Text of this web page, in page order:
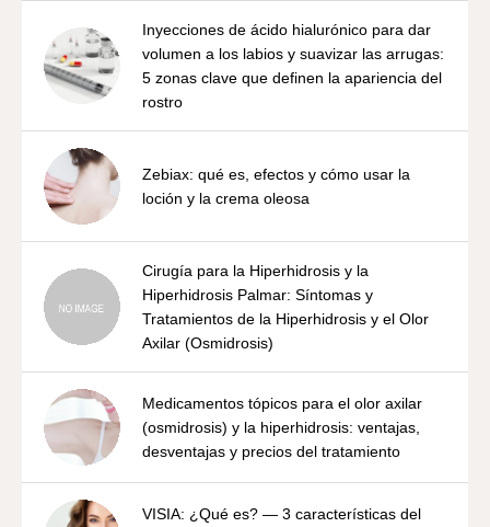
Inyecciones de ácido hialurónico para dar
volumen a los labios y suavizar las arrugas:
5 zonas clave que definen la apariencia del
rostro
Zebiax: qué es, efectos y cómo usar la
loción y la crema oleosa
Cirugía para la Hiperhidrosis y la
Hiperhidrosis Palmar: Síntomas y
Tratamientos de la Hiperhidrosis y el Olor
Axilar (Osmidrosis)
Medicamentos tópicos para el olor axilar
(osmidrosis) y la hiperhidrosis: ventajas,
desventajas y precios del tratamiento
VISIA: ¿Qué es? — 3 características del